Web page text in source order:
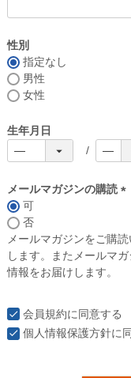
性別
指定なし
男性
女性
生年月日
メールマガジンの購読
須
)
可
否
メールマガジンをご購
します。またメールマ
情報をお届けします。
会員規約に同意する
個人情報保護方針に